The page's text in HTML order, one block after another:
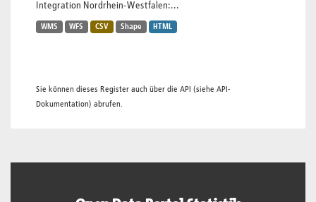
Integration Nordrhein-Westfalen:...
WMS WFS CSV Shape HTML
Sie können dieses Register auch über die API (siehe API-
Dokumentation) abrufen.